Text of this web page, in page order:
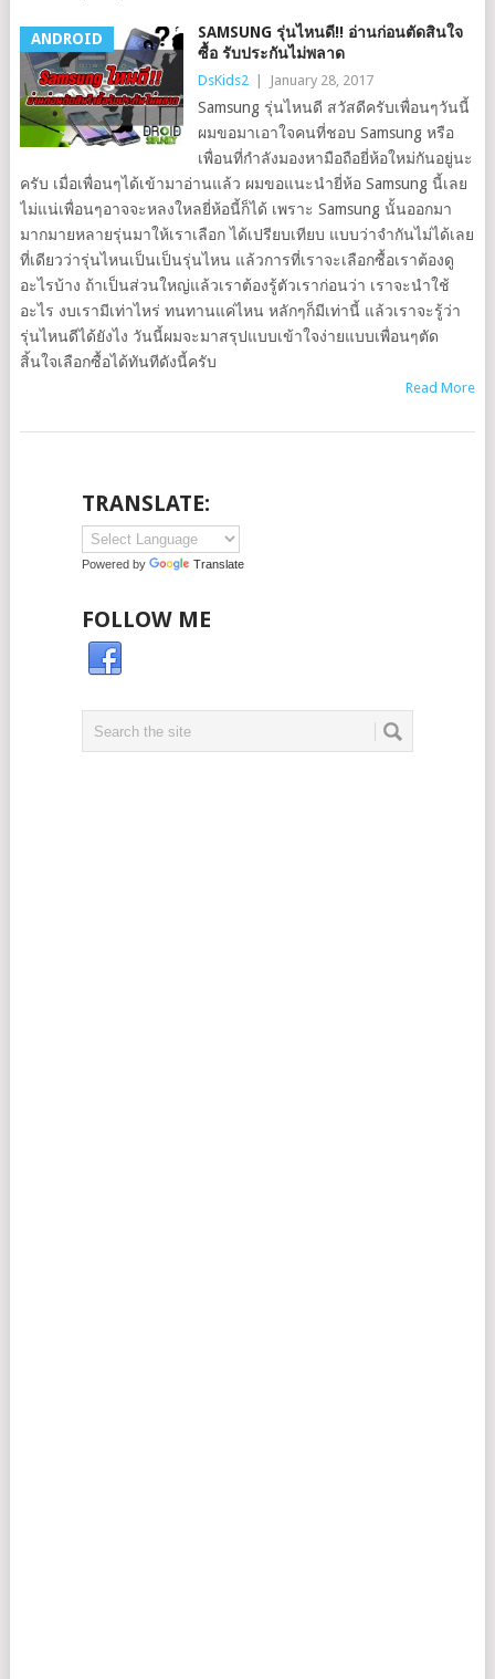
ANDROID
SAMSUNG รุ่นไหนดี!! อ่านก่อนตัดสินใจ
ซื้อ รับประกันไม่พลาด
DsKids2 January 28, 2017
Samsung รุ่นไหนดี สวัสดีครับเพื่อนๆวันนี้
ผมขอมาเอาใจคนที่ชอบ Samsung หรือ
เพื่อนที่กำลังมองหามือถือยี่ห้อใหม่กันอยู่นะ
ครับ เมื่อเพื่อนๆได้เข้ามาอ่านแล้ว ผมขอแนะนำยี่ห้อ Samsung นี้เลย
ไม่แน่เพื่อนๆอาจจะหลงใหลยี่ห้อนี้ก็ได้ เพราะ Samsung นั้นออกมา
มากมายหลายรุ่นมาให้เราเลือก ได้เปรียบเทียบ แบบว่าจำกันไม่ได้เลย
ที่เดียวว่ารุ่นไหนเป็นเป็นรุ่นไหน แล้วการที่เราจะเลือกซื้อเราต้องดู
อะไรบ้าง ถ้าเป็นส่วนใหญ่แล้วเราต้องรู้ตัวเราก่อนว่า เราจะนำใช้
อะไร งบเรามีเท่าไหร่ ทนทานแค่ไหน หลักๆก็มีเท่านี้ แล้วเราจะรู้ว่า
รุ่นไหนดีได้ยังไง วันนี้ผมจะมาสรุปแบบเข้าใจง่ายแบบเพื่อนๆตัด
สิ้นใจเลือกซื้อได้ทันทีดังนี้ครับ
Read More
TRANSLATE:
Powered by Translate
FOLLOW ME